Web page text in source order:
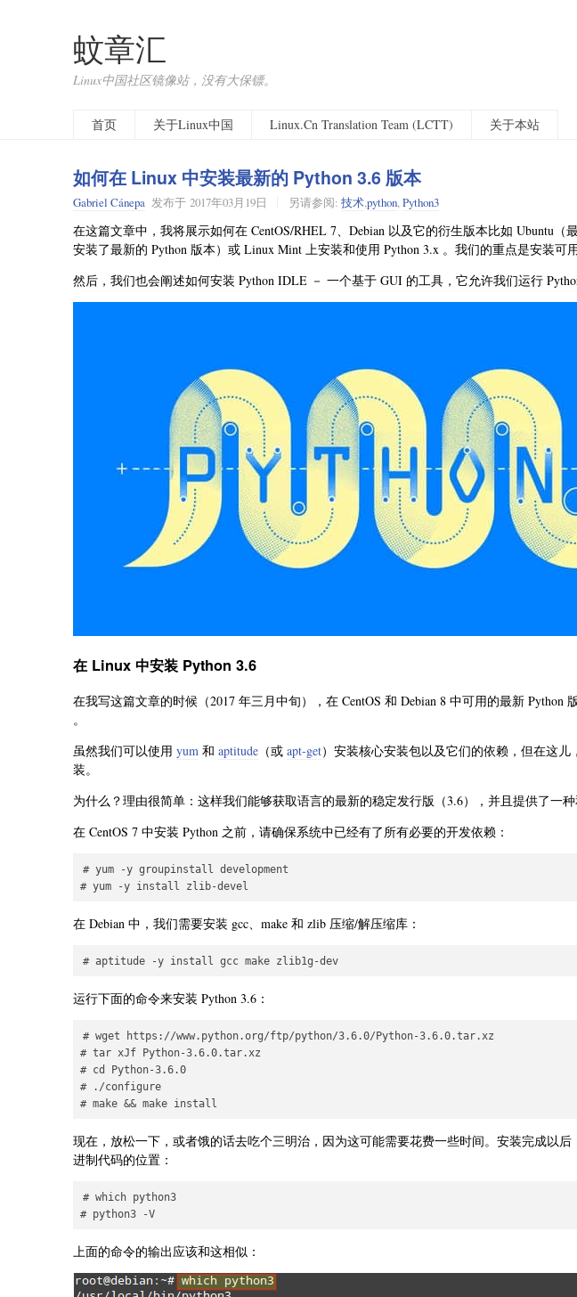
蚊章汇
Linux中国社区镜像站，没有大保镖。
首页
关于Linux中国 Linux.Cn Translation Team (LCTT) 关于本站
如何在 Linux 中安装最新的 Python 3.6 版本
Gabriel Cánepa 发布于 2017年03月19日 另请参阅: 技术,python,Python3
在这篇文章中，我将展示如何在 CentOS/RHEL 7、Debian 以及它的衍生版本比如 Ubuntu（
安装了最新的 Python 版本）或 Linux Mint 上安装和使用 Python 3.x 。我们的重点是安装可
然后，我们也会阐述如何安装 Python IDLE － 一个基于 GUI 的工具，它允许我们运行
在 Linux 中安装 Python 3.6
在我写这篇文章的时候（2017 年三月中旬），在 CentOS 和 Debian 8 中可用的最新 Python
。
虽然我们可以使用 yum 和 aptitude （或 apt-get）安装核心安装包以及它们的依赖，但在这
装。
为什么？理由很简单：这样我们能够获取语言的最新的稳定发行版（3.6），并且提供了一种
在 CentOS 7 中安装 Python 之前，请确保系统中已经有了所有必要的开发依赖：
# yum -y groupinstall development
在 Debian 中，我们需要安装 gcc、make 和 zlib 压缩/解压缩库：
运行下面的命令来安装 Python 3.6：
# wget https://www.python.org/ftp/python/3.6.0/Python-3.6.0.tar.xz
# tar xJf Python-3.6.0.tar.xz
# cd Python-3.6.0
# ./configure
现在，放松一下，或者饿的话去吃个三明治，因为这可能需要花费一些时间。安装完成以后
进制代码的位置：
# which python3
上面的命令的输出应该和这相似：